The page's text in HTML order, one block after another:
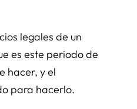
legales de un
es este periodo de
hacer, y el
para hacerlo.